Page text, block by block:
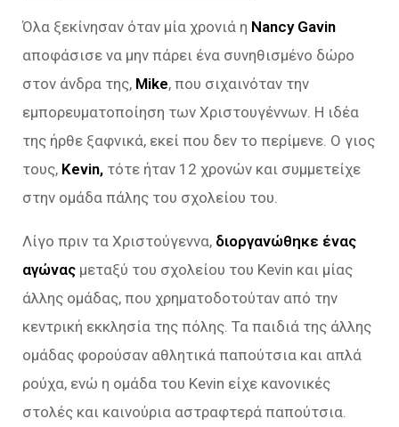
Όλα ξεκίνησαν όταν μία χρονιά η Nancy Gavin
αποφάσισε να μην πάρει ένα συνηθισμένο δώρο
στον άνδρα της, Mike, που σιχαινόταν την
εμπορευματοποίηση των Χριστουγέννων. Η ιδέα
της ήρθε ξαφνικά, εκεί που δεν το περίμενε. Ο γιος
τους, Kevin, τότε ήταν 12 χρονών και συμμετείχε
στην ομάδα πάλης του σχολείου του.
Λίγο πριν τα Χριστούγεννα, διοργανώθηκε ένας
αγώνας μεταξύ του σχολείου του Kevin και μίας
άλλης ομάδας, που χρηματοδοτούταν από την
κεντρική εκκλησία της πόλης. Τα παιδιά της άλλης
ομάδας φορούσαν αθλητικά παπούτσια και απλά
ρούχα, ενώ η ομάδα του Kevin είχε κανονικές
στολές και καινούρια αστραφτερά παπούτσια.